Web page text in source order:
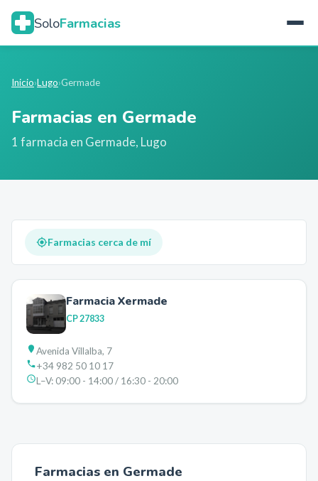
SoloFarmacias
Inicio›Lugo›Germade
Farmacias en Germade
1 farmacia en Germade, Lugo
Farmacias cerca de mí
Farmacia Xermade
CP27833
Avenida Villalba, 7
+34 982 50 10 17
L–V:09:00 - 14:00 / 16:30 - 20:00
Farmacias en Germade